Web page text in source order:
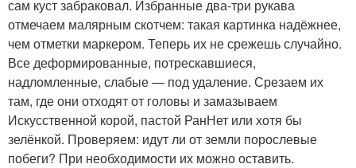
сам куст забраковал. Избранные два-три рукава
отмечаем малярным скотчем: такая картинка надёжнее,
чем отметки маркером. Теперь их не срежешь случайно.
Все деформированные, потрескавшиеся,
надломленные, слабые — под удаление. Срезаем их
там, где они отходят от головы и замазываем
Искусственной корой, пастой РанНет или хотя бы
зелёнкой. Проверяем: идут ли от земли порослевые
побеги? При необходимости их можно оставить.